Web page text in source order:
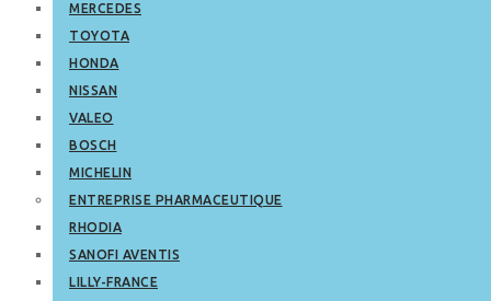
MERCEDES
TOYOTA
HONDA
NISSAN
VALEO
BOSCH
MICHELIN
ENTREPRISE PHARMACEUTIQUE
RHODIA
SANOFI AVENTIS
LILLY-FRANCE